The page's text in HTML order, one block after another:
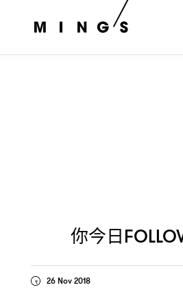
你今日
26 Nov 2018
你今日 Follow左未